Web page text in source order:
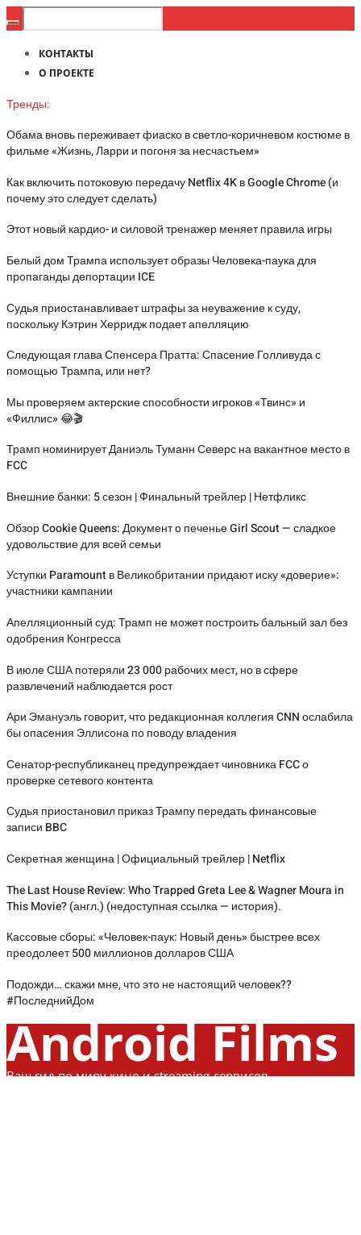
КОНТАКТЫ
О ПРОЕКТЕ
Тренды:
Обама вновь переживает фиаско в светло-коричневом костюме в
фильме «Жизнь, Ларри и погоня за несчастьем»
Как включить потоковую передачу Netflix 4K в Google Chrome (и
почему это следует сделать)
Этот новый кардио- и силовой тренажер меняет правила игры
Белый дом Трампа использует образы Человека-паука для
пропаганды депортации ICE
Судья приостанавливает штрафы за неуважение к суду,
поскольку Кэтрин Херридж подает апелляцию
Следующая глава Спенсера Пратта: Спасение Голливуда с
помощью Трампа, или нет?
Мы проверяем актерские способности игроков «Твинс» и
«Филлис» 😂🎬
Трамп номинирует Даниэль Туманн Северс на вакантное место в
FCC
Внешние банки: 5 сезон | Финальный трейлер | Нетфликс
Обзор Cookie Queens: Документ о печенье Girl Scout — сладкое
удовольствие для всей семьи
Уступки Paramount в Великобритании придают иску «доверие»:
участники кампании
Апелляционный суд: Трамп не может построить бальный зал без
одобрения Конгресса
В июле США потеряли 23 000 рабочих мест, но в сфере
развлечений наблюдается рост
Ари Эмануэль говорит, что редакционная коллегия CNN ослабила
бы опасения Эллисона по поводу владения
Сенатор-республиканец предупреждает чиновника FCC о
проверке сетевого контента
Судья приостановил приказ Трампу передать финансовые
записи BBC
Секретная женщина | Официальный трейлер | Netflix
The Last House Review: Who Trapped Greta Lee & Wagner Moura in
This Movie? (англ.) (недоступная ссылка — история).
Кассовые сборы: «Человек-паук: Новый день» быстрее всех
преодолеет 500 миллионов долларов США
Подожди… скажи мне, что это не настоящий человек??
#ПоследнийДом
Android Films
Ваш гид по миру кино и streaming-сервисов